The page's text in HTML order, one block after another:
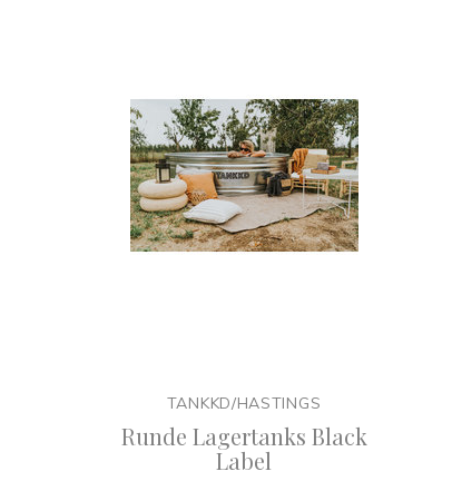
TANKKD/HASTINGS
Runde Lagertanks Black
Label